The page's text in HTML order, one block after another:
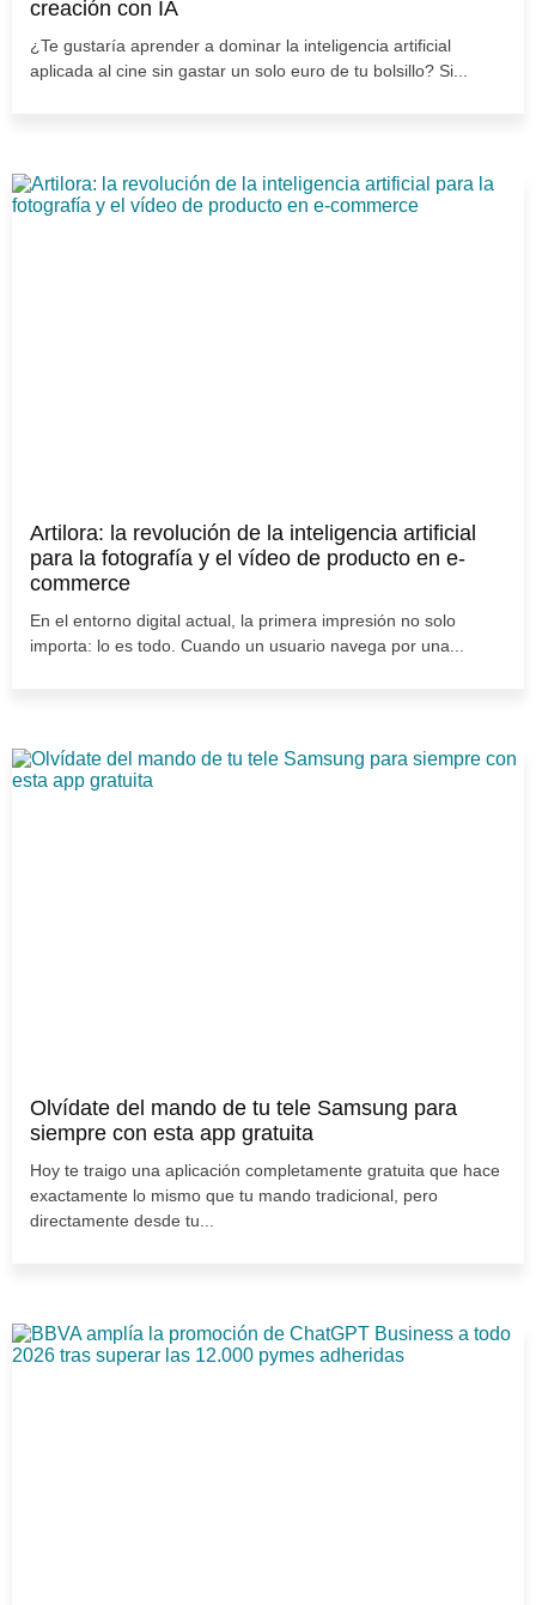
creación con IA
¿Te gustaría aprender a dominar la inteligencia artificial
aplicada al cine sin gastar un solo euro de tu bolsillo? Si...
Artilora: la revolución de la inteligencia artificial
para la fotografía y el vídeo de producto en e-
commerce
En el entorno digital actual, la primera impresión no solo
importa: lo es todo. Cuando un usuario navega por una...
Olvídate del mando de tu tele Samsung para
siempre con esta app gratuita
Hoy te traigo una aplicación completamente gratuita que hace
exactamente lo mismo que tu mando tradicional, pero
directamente desde tu...